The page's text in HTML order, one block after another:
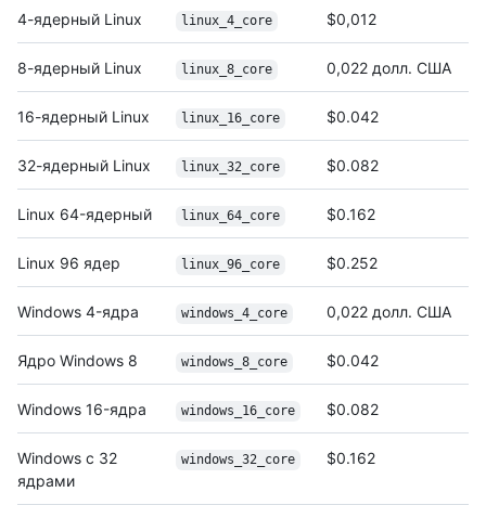
4-ядерный Linux linux_4_core $0,012
8-ядерный Linux linux_8_core 0,022 долл. США
16-ядерный Linux linux_16_core $0.042
32-ядерный Linux linux_32_core $0.082
Linux 64-ядерный linux_64_core $0.162
Linux 96 ядер linux_96_core $0.252
Windows 4-ядра windows_4_core 0,022 долл. США
Ядро Windows 8 windows_8_core $0.042
Windows 16-ядра windows_16_core $0.082
Windows с 32
ядрами
windows_32_core $0.162